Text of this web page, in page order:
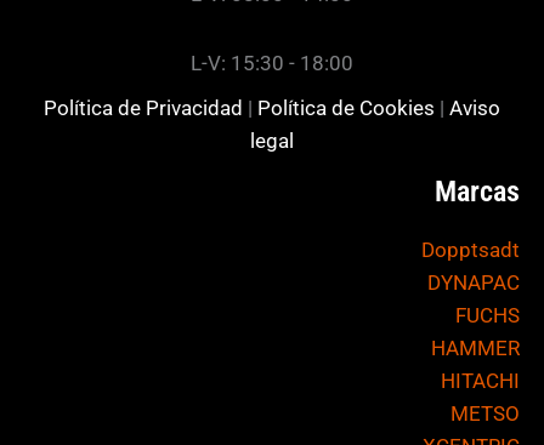
L-V: 15:30 - 18:00
Política de Privacidad | Política de Cookies | Aviso
legal
Marcas
Dopptsadt
DYNAPAC
FUCHS
HAMMER
HITACHI
METSO